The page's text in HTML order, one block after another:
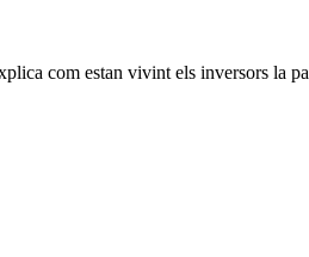
com estan vivint els inversors la